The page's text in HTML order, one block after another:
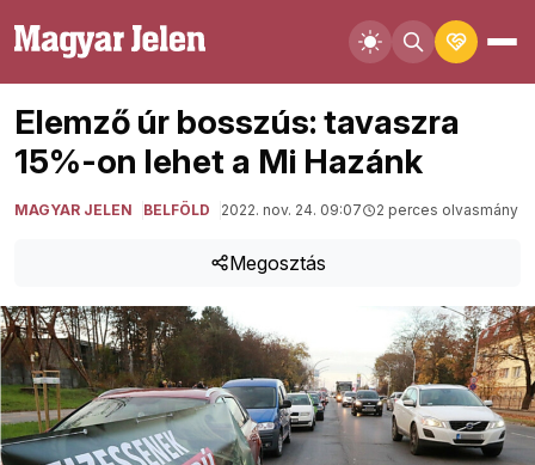
Elemző úr bosszús: tavaszra
15%-on lehet a Mi Hazánk
MAGYAR JELEN BELFÖLD 2022. nov. 24. 09:07 2 perces olvasmány
Megosztás